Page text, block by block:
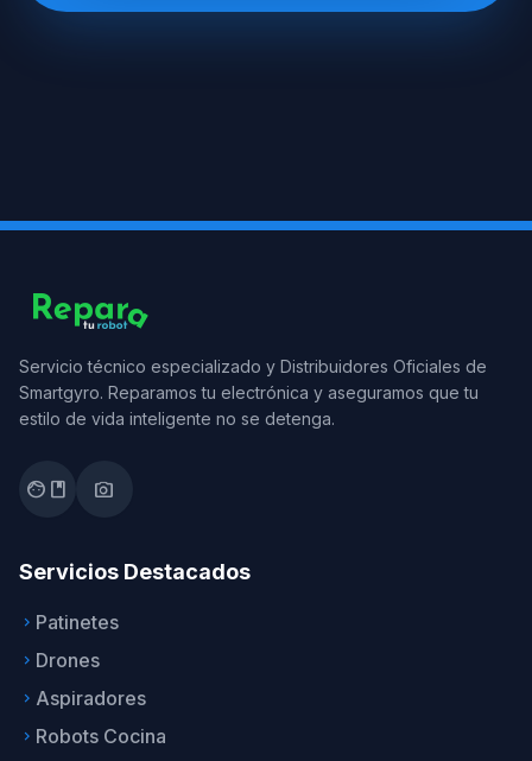
Servicio técnico especializado y Distribuidores Oficiales de
Smartgyro. Reparamos tu electrónica y aseguramos que tu
estilo de vida inteligente no se detenga.
facebook photo_camera
Servicios Destacados
keyboard_arrow_right Patinetes
keyboard_arrow_right Drones
keyboard_arrow_right Aspiradores
keyboard_arrow_right Robots Cocina